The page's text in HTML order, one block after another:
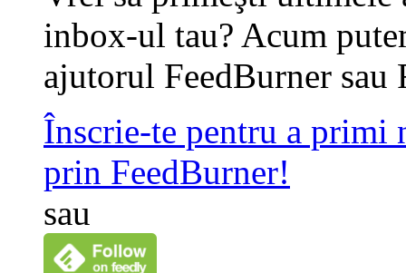
inbox-ul tau? Acum
ajutorul FeedBurner sau
Înscrie-te pentru a primi
prin FeedBurner!
sau